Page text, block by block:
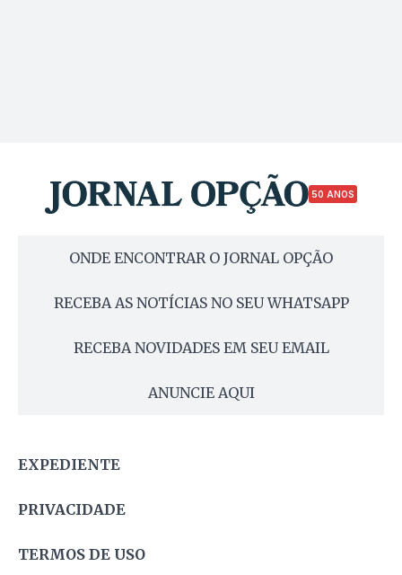
50 ANOS
ONDE ENCONTRAR O JORNAL OPÇÃO
RECEBA AS NOTÍCIAS NO SEU WHATSAPP
RECEBA NOVIDADES EM SEU EMAIL
ANUNCIE AQUI
EXPEDIENTE
PRIVACIDADE
TERMOS DE USO